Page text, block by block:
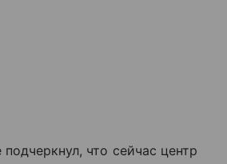
что сейчас центр